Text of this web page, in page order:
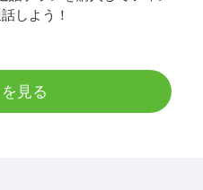
しよう！
見る